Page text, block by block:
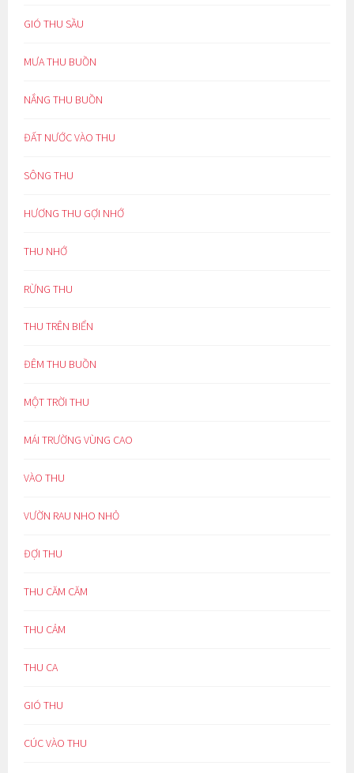
GIÓ THU SẦU
MƯA THU BUỒN
NẮNG THU BUỒN
ĐẤT NƯỚC VÀO THU
SÔNG THU
HƯƠNG THU GỢI NHỚ
THU NHỚ
RỪNG THU
THU TRÊN BIỂN
ĐÊM THU BUỒN
MỘT TRỜI THU
MÁI TRƯỜNG VÙNG CAO
VÀO THU
VƯỜN RAU NHO NHỎ
ĐỢI THU
THU CĂM CĂM
THU CẢM
THU CA
GIÓ THU
CÚC VÀO THU